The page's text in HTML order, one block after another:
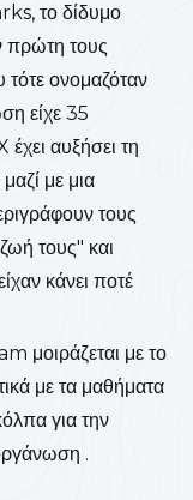
το δίδυμο
πρώτη τους
ονομαζόταν
είχε 35
αυξήσει τη
με μια
τους
τους" και
κάνει ποτέ
μοιράζεται με το
με τα μαθήματα
για την
.